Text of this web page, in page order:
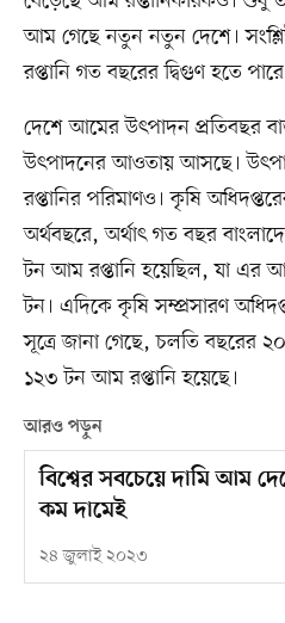
আম গেছে নতুন নতুন দেশে।
রপ্তানি গত বছরের দ্বিগুণ হতে
দেশে আমের উৎপাদন প্রতিবছর
উৎপাদনের আওতায় আসছে।
রপ্তানির পরিমাণও। কৃষি
অর্থবছরে, অর্থাৎ গত বছর
টন আম রপ্তানি হয়েছিল, যা এর
টন। এদিকে কৃষি সম্প্রসারণ
সূত্রে জানা গেছে, চলতি বছরের
১২৩ টন আম রপ্তানি হয়েছে।
আরও পড়ুন
বিশ্বের সবচেয়ে দামি আম
কম দামেই
২৪ জুলাই ২০২৩